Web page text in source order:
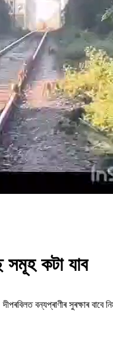
সমূহ কটা যাব
দীপৰবিলত বন্যপ্ৰাণীৰ